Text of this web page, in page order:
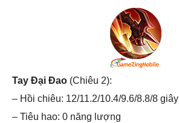
Tay Đại Đao (Chiêu 2):
– Hồi chiêu: 12/11.2/10.4/9.6/8.8/8 giây
– Tiêu hao: 0 năng lượng